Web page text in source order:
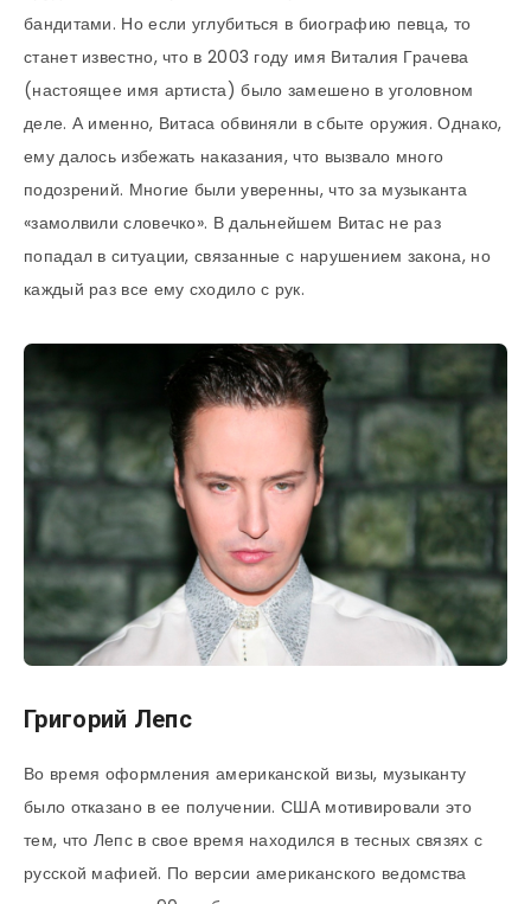
бандитами. Но если углубиться в биографию певца, то
станет известно, что в 2003 году имя Виталия Грачева
(настоящее имя артиста) было замешено в уголовном
деле. А именно, Витаса обвиняли в сбыте оружия. Однако,
ему далось избежать наказания, что вызвало много
подозрений. Многие были уверенны, что за музыканта
«замолвили словечко». В дальнейшем Витас не раз
попадал в ситуации, связанные с нарушением закона, но
каждый раз все ему сходило с рук.
Григорий Лепс
Во время оформления американской визы, музыканту
было отказано в ее получении. США мотивировали это
тем, что Лепс в свое время находился в тесных связях с
русской мафией. По версии американского ведомства